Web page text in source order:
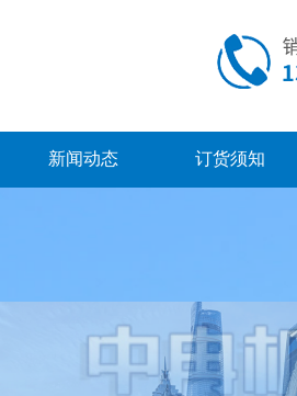
新闻动态 订货须知